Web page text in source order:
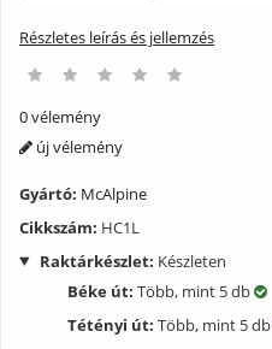
Részletes leírás és jellemzés
0 vélemény
új vélemény
Gyártó: McAlpine
Cikkszám: HC1L
Raktárkészlet: Készleten
Béke út: Több, mint 5 db
Tétényi út: Több, mint 5 db